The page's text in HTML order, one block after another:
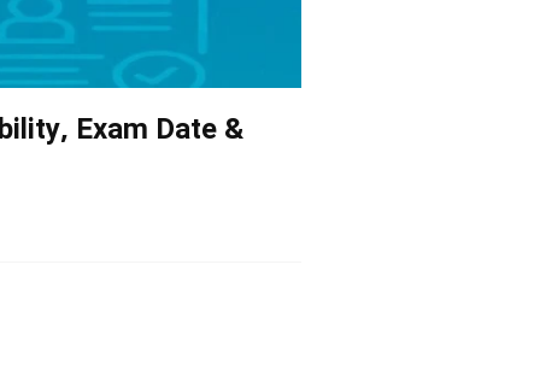
Exam Date &